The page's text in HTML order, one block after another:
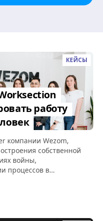
КЕЙСЫ
работу
компании Wezom,
собственной
войны,
процессов в